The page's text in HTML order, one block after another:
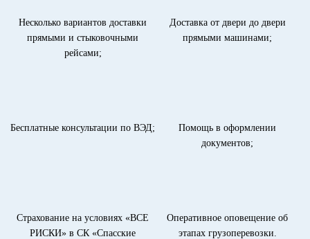
Несколько вариантов доставки
прямыми и стыковочными
рейсами;
Доставка от двери до двери
прямыми машинами;
Бесплатные консультации по ВЭД;
Помощь в оформлении
документов;
Страхование на условиях «ВСЕ
РИСКИ» в СК «Спасские
Оперативное оповещение об
этапах грузоперевозки.